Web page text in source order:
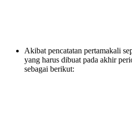
Akibat pencatatan pertamakali
yang harus dibuat pada akhir
sebagai berikut: